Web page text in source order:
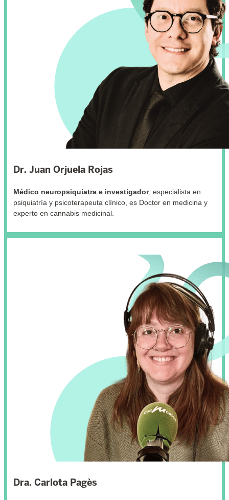
Dr. Juan Orjuela Rojas
Médico neuropsiquiatra e investigador, especialista en
psiquiatría y psicoterapeuta clínico, es Doctor en medicina y
experto en cannabis medicinal.
Dra. Carlota Pagès